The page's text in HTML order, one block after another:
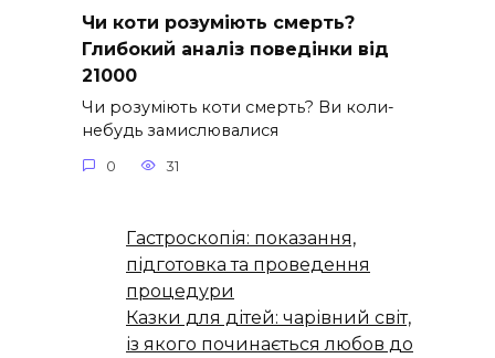
Чи коти розуміють смерть?
Глибокий аналіз поведінки від
21000
Чи розуміють коти смерть? Ви коли-
небудь замислювалися
0 31
Гастроскопія: показання,
підготовка та проведення
процедури
Казки для дітей: чарівний світ,
із якого починається любов до